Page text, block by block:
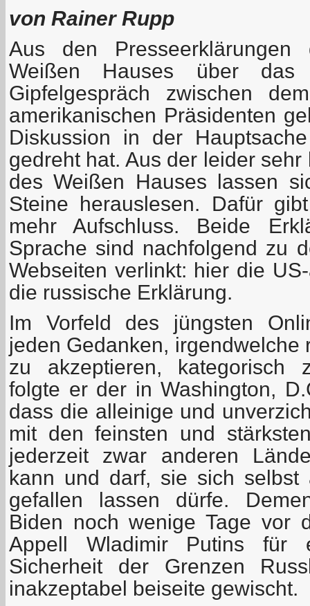
von Rainer Rupp
Aus den
Weißen Hauses über das
Gipfelgespräch zwischen
amerikanischen Präsidenten
Diskussion in der
gedreht hat. Aus der leider
des Weißen Hauses lassen
Steine herauslesen. Dafür
mehr Aufschluss. Beide
Sprache sind nachfolgend zu
Webseiten verlinkt: hier die
die russische Erklärung.
Im Vorfeld des jüngsten
jeden Gedanken, irgendwelche
zu akzeptieren, kategorisch
folgte er der in Washington,
dass die alleinige und
mit den feinsten und
jederzeit zwar anderen
kann und darf, sie sich selbst
gefallen lassen dürfe.
Biden noch wenige Tage vor
Appell Wladimir Putins für
Sicherheit der Grenzen
inakzeptabel beiseite gewischt.